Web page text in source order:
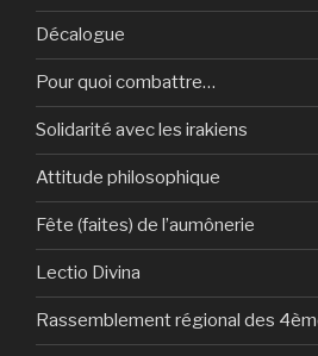
Décalogue
Pour quoi combattre…
Solidarité avec les irakiens
Attitude philosophique
Fête (faites) de l’aumônerie
Lectio Divina
Rassemblement régional des